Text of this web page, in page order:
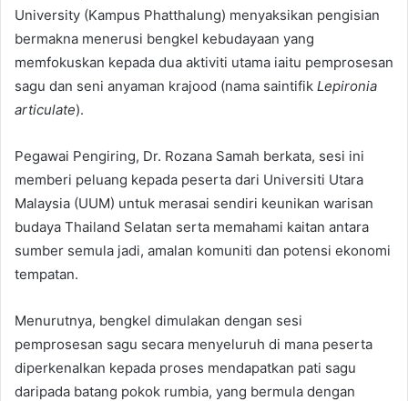
University (Kampus Phatthalung) menyaksikan pengisian
bermakna menerusi bengkel kebudayaan yang
memfokuskan kepada dua aktiviti utama iaitu pemprosesan
sagu dan seni anyaman krajood (nama saintifik Lepironia
articulate).
Pegawai Pengiring, Dr. Rozana Samah berkata, sesi ini
memberi peluang kepada peserta dari Universiti Utara
Malaysia (UUM) untuk merasai sendiri keunikan warisan
budaya Thailand Selatan serta memahami kaitan antara
sumber semula jadi, amalan komuniti dan potensi ekonomi
tempatan.
Menurutnya, bengkel dimulakan dengan sesi
pemprosesan sagu secara menyeluruh di mana peserta
diperkenalkan kepada proses mendapatkan pati sagu
daripada batang pokok rumbia, yang bermula dengan